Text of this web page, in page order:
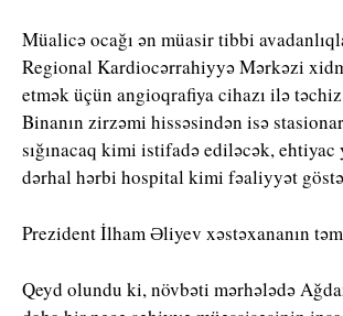
Müalicə ocağı ən müasir tibbi
Regional Kardiocərrahiyyə Mərkəzi
etmək üçün angioqrafiya cihazı ilə
Binanın zirzəmi hissəsindən isə
sığınacaq kimi istifadə ediləcək, ehtiyac
dərhal hərbi hospital kimi fəaliyyət
Prezident İlham Əliyev xəstəxananın
Qeyd olundu ki, növbəti mərhələdə